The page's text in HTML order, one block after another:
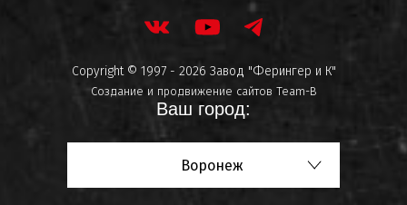
Copyright © 1997 - 2026 Завод "Ферингер и К"
Создание и продвижение сайтов Team-B
Ваш город:
Воронеж